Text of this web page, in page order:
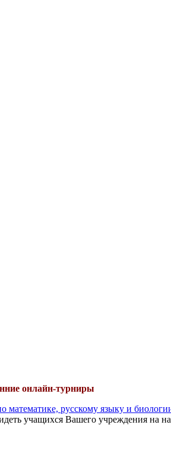
онлайн-турниры
математике, русскому языку и
учащихся Вашего учреждения на